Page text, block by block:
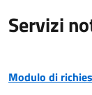
Servizi
Modulo di